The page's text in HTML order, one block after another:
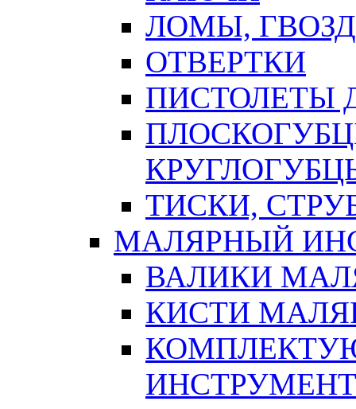
ЛОМЫ,
ОТВЕРТКИ
ПИСТОЛЕТЫ
ТИСКИ,
МАЛЯРНЫЙ
ВАЛИКИ
КИСТИ